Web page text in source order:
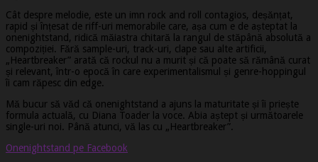
Cât despre melodie, este un imn rock and roll contagios, deșănțat,
rapid și înțesat de riff-uri memorabile care, așa cum e de așteptat la
onenightstand, ridică măiastra chitară la rangul de stăpână absolută a
compoziției. Fără sample-uri, track-uri, clape sau alte artificii,
„Heartbreaker” arată că rockul nu a murit și că poate să rămână curat
și relevant, într-o epocă în care experimentalismul și genre-hoppingul
îi cam răpesc din edge.
Mă bucur să văd că onenightstand a ajuns la maturitate și îi priește
formula actuală, cu Diana Toader la voce. Abia aștept și următoarele
single-uri noi. Până atunci, vă las cu „Heartbreaker”.
Onenightstand pe Facebook